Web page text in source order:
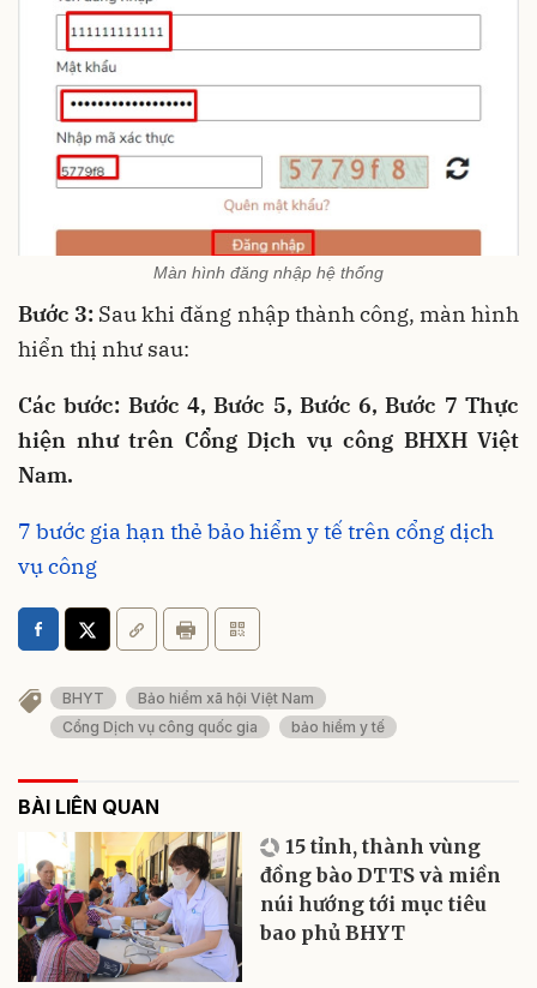
Màn hình đăng nhập hệ thống
Bước 3: Sau khi đăng nhập thành công, màn hình
hiển thị như sau:
Các bước: Bước 4, Bước 5, Bước 6, Bước 7 Thực
hiện như trên Cổng Dịch vụ công BHXH Việt
Nam.
7 bước gia hạn thẻ bảo hiểm y tế trên cổng dịch
vụ công
BHYT
Bảo hiểm xã hội Việt Nam
Cổng Dịch vụ công quốc gia
bảo hiểm y tế
BÀI LIÊN QUAN
15 tỉnh, thành vùng
đồng bào DTTS và miền
núi hướng tới mục tiêu
bao phủ BHYT